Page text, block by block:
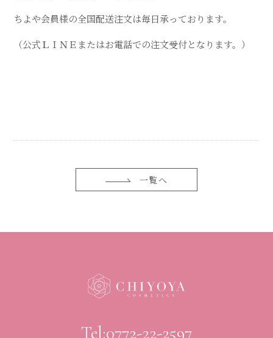
ちよや会員様の全国配送注文は毎日承っております。
（公式ＬＩＮＥまたはお電話での注文受付となります。）
一覧へ
Tel:0772-22-2597